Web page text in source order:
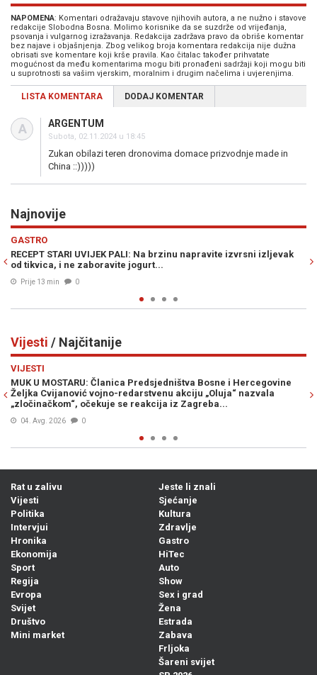
NAPOMENA: Komentari odražavaju stavove njihovih autora, a ne nužno i stavove
redakcije Slobodna Bosna. Molimo korisnike da se suzdrže od vrijeđanja,
psovanja i vulgarnog izražavanja. Redakcija zadržava pravo da obriše komentar
bez najave i objašnjenja. Zbog velikog broja komentara redakcija nije dužna
obrisati sve komentare koji krše pravila. Kao čitalac također prihvatate
mogućnost da među komentarima mogu biti pronađeni sadržaji koji mogu biti
u suprotnosti sa vašim vjerskim, moralnim i drugim načelima i uvjerenjima.
LISTA KOMENTARA DODAJ KOMENTAR
A ARGENTUM
Subota, 02.11.2024 u 18:45
Zukan obilazi teren dronovima domace prizvodnje made in
China ::)))))
Najnovije
izvrsni izljevak
MNOGI ĆE SE IZNENADITI: U slučaju prehlade
možemo ublažiti na ovaj način...
Vijesti / Najčitanije
i Hercegovine
nazvala
VRIJEME SE MIJENJA: Vrhunac toplinskog
stiže osvježenje, već od..
05. Avg. 2026
Rat u zalivu
Vijesti
Politika
Intervjui
Hronika
Ekonomija
Sport
Regija
Evropa
Svijet
Društvo
Mini market
Jeste li znali
Sjećanje
Kultura
Zdravlje
Gastro
HiTec
Auto
Show
Sex i grad
Žena
Estrada
Zabava
Frljoka
Šareni svijet